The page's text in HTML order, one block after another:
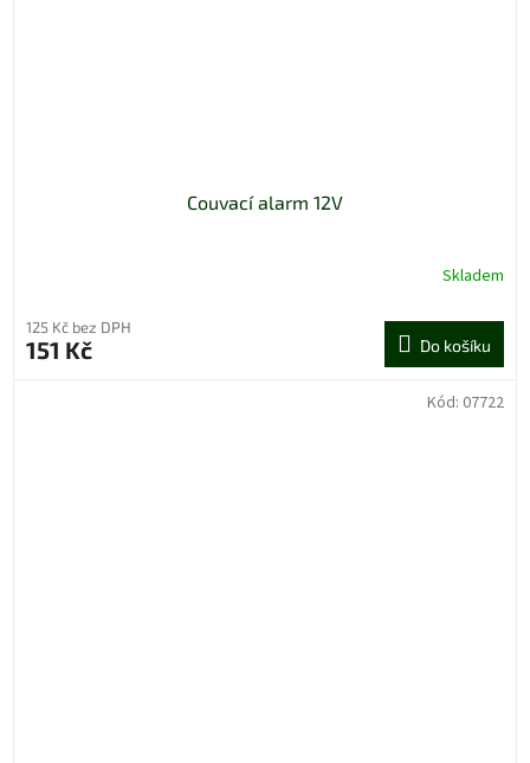
Couvací alarm 12V
Skladem
125 Kč bez DPH
151 Kč Do košíku
Kód: 07722